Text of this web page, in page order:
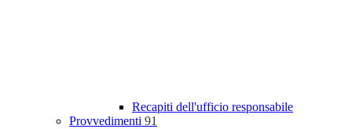
Recapiti dell'ufficio responsabile
Provvedimenti 91